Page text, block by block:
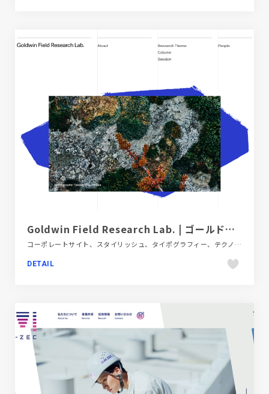
Goldwin Field Research Lab. | ゴールドウインフィールドリサーチラボ
コーポレートサイト、スタイリッシュ、タイポグラフィー、テクノロジー・サイエンス、フラットデザイン、ブルー系
DETAIL